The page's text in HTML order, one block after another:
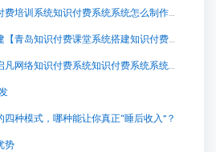
知识付费培训系统【知识付费培训系统知识付费系统系统怎么制作，知识付费系统搭建使用教程】
青岛知识付费课堂系统搭建【青岛知识付费课堂系统搭建知识付费系统系统怎么制作，知识付费系统搭建使用教程】
启凡网络知识付费系统【启凡网络知识付费系统知识付费系统系统怎么制作，知识付费系统搭建使用教程】
种模式，哪种能让你真正“睡后收入”？
势